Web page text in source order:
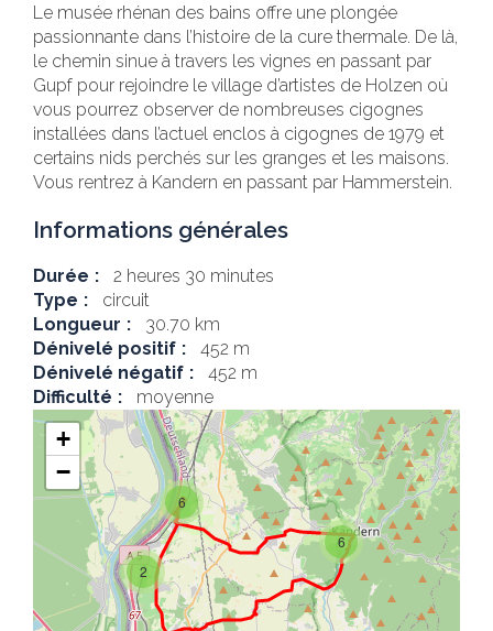
Le musée rhénan des bains offre une plongée
passionnante dans l’histoire de la cure thermale. De là,
le chemin sinue à travers les vignes en passant par
Gupf pour rejoindre le village d’artistes de Holzen où
vous pourrez observer de nombreuses cigognes
installées dans l’actuel enclos à cigognes de 1979 et
certains nids perchés sur les granges et les maisons.
Vous rentrez à Kandern en passant par Hammerstein.
Informations générales
Durée
2 heures 30 minutes
Type
circuit
Longueur
30.70 km
Dénivelé positif
452 m
Dénivelé négatif
452 m
Difficulté
moyenne
6
6
2
+
−